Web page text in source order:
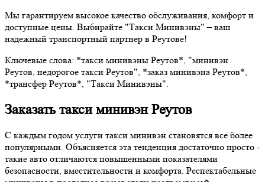
Мы гарантируем высокое качество обслуживания, комфорт и
доступные цены. Выбирайте "Такси Минивэны" – ваш
надежный транспортный партнер в Реутове!
Ключевые слова: *такси минивэны Реутов*, "минивэн
Реутов, недорогое такси Реутов", *заказ минивэна Реутов*,
*трансфер Реутов*, "Такси Минивэны".
Заказать такси минивэн Реутов
С каждым годом услуги такси минивэн становятся все более
популярными. Объясняется эта тенденция достаточно просто -
такие авто отличаются повышенными показателями
безопасности, вместительности и комфорта. Респектабельные